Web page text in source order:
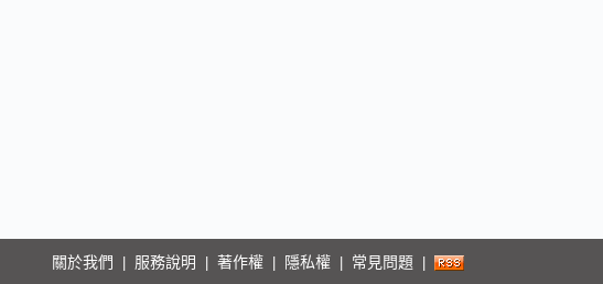
關於我們 服務說明 著作權 隱私權 常見問題